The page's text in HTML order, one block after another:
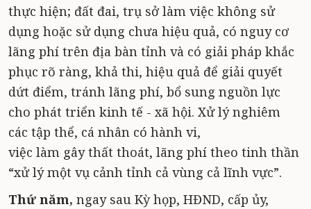
thực hiện; đất đai, trụ sở làm việc không sử
dụng hoặc sử dụng chưa hiệu quả, có nguy cơ
lãng phí trên địa bàn tỉnh và có giải pháp khắc
phục rõ ràng, khả thi, hiệu quả để giải quyết
dứt điểm, tránh lãng phí, bổ sung nguồn lực
cho phát triển kinh tế - xã hội. Xử lý nghiêm
các tập thể, cá nhân có hành vi,
việc làm gây thất thoát, lãng phí theo tinh thần
“xử lý một vụ cảnh tỉnh cả vùng cả lĩnh vực”.
Thứ năm, ngay sau Kỳ họp, HĐND, cấp ủy,